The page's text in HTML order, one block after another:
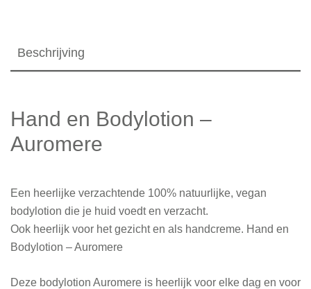
Beschrijving
Hand en Bodylotion –
Auromere
Een heerlijke verzachtende 100% natuurlijke, vegan
bodylotion die je huid voedt en verzacht.
Ook heerlijk voor het gezicht en als handcreme. Hand en
Bodylotion – Auromere
Deze bodylotion Auromere is heerlijk voor elke dag en voor